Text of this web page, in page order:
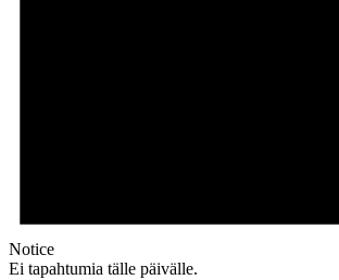
Notice
Ei tapahtumia tälle päivälle.